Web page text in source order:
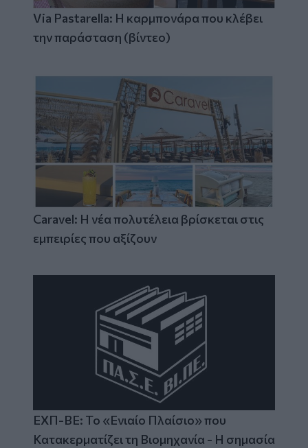
Via Pastarella: Η καρμπονάρα που κλέβει
την παράσταση (βίντεο)
Caravel: Η νέα πολυτέλεια βρίσκεται στις
εμπειρίες που αξίζουν
ΕΧΠ-ΒΕ: Το «Ενιαίο Πλαίσιο» που
Κατακερματίζει τη Βιομηχανία - Η σημασία